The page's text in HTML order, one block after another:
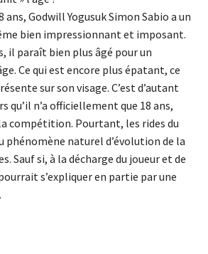
ans, Godwill Yogusuk Simon Sabio a un
bien impressionnant et imposant.
il paraît bien plus âgé pour un
Ce qui est encore plus épatant, ce
sur son visage. C’est d’autant
qu’il n’a officiellement que 18 ans,
compétition. Pourtant, les rides du
phénomène naturel d’évolution de la
Sauf si, à la décharge du joueur et de
s’expliquer en partie par une